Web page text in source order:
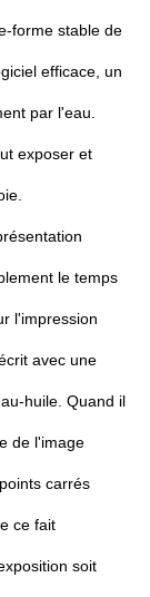
forme stable de
efficace, un
par l'eau.
exposer et
le temps
l'impression
avec une
huile. Quand il
de l'image
carrés
ce fait
soit